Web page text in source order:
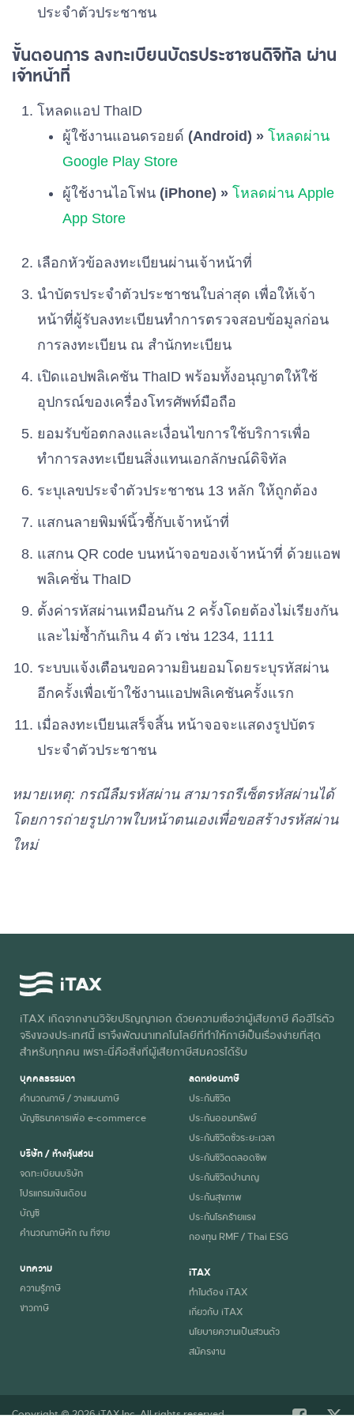
ประจำตัวประชาชน
ขั้นตอนการ ลงทะเบียนบัตรประชาชนดิจิทัล ผ่าน
เจ้าหน้าที่
โหลดแอป ThaID
ผู้ใช้งานแอนดรอยด์ (Android) » โหลดผ่าน
Google Play Store
ผู้ใช้งานไอโฟน (iPhone) » โหลดผ่าน Apple
App Store
เลือกหัวข้อลงทะเบียนผ่านเจ้าหน้าที่
นำบัตรประจำตัวประชาชนใบล่าสุด เพื่อให้เจ้า
หน้าที่ผู้รับลงทะเบียนทำการตรวจสอบข้อมูลก่อน
การลงทะเบียน ณ สำนักทะเบียน
เปิดแอปพลิเคชัน ThaID พร้อมทั้งอนุญาตให้ใช้
อุปกรณ์ของเครื่องโทรศัพท์มือถือ
ยอมรับข้อตกลงและเงื่อนไขการใช้บริการเพื่อ
ทำการลงทะเบียนสิ่งแทนเอกลักษณ์ดิจิทัล
ระบุเลขประจำตัวประชาชน 13 หลัก ให้ถูกต้อง
แสกนลายพิมพ์นิ้วชี้กับเจ้าหน้าที่
แสกน QR code บนหน้าจอของเจ้าหน้าที่ ด้วยแอพ
พลิเคชั่น ThaID
ตั้งค่ารหัสผ่านเหมือนกัน 2 ครั้งโดยต้องไม่เรียงกัน
และไม่ซ้ำกันเกิน 4 ตัว เช่น 1234, 1111
ระบบแจ้งเตือนขอความยินยอมโดยระบุรหัสผ่าน
อีกครั้งเพื่อเข้าใช้งานแอปพลิเคชันครั้งแรก
เมื่อลงทะเบียนเสร็จสิ้น หน้าจอจะแสดงรูปบัตร
ประจำตัวประชาชน
หมายเหตุ: กรณีลืมรหัสผ่าน สามารถรีเซ็ตรหัสผ่านได้
โดยการถ่ายรูปภาพใบหน้าตนเองเพื่อขอสร้างรหัสผ่าน
ใหม่
iTAX เกิดจากงานวิจัยปริญญาเอก ด้วยความเชื่อว่าผู้เสียภาษี คือฮีโร่ตัว
จริงของประเทศนี้ เราจึงพัฒนาเทคโนโลยีที่ทำให้ภาษีเป็นเรื่องง่ายที่สุด
สำหรับทุกคน เพราะนี่คือสิ่งที่ผู้เสียภาษีสมควรได้รับ
บุคคลธรรมดา
คำนวณภาษี / วางแผนภาษี
บัญชีธนาคารเพื่อ e-commerce
บริษัท / ห้างหุ้นส่วน
จดทะเบียนบริษัท
โปรแกรมเงินเดือน
บัญชี
คำนวณภาษีหัก ณ ที่จ่าย
บทความ
ความรู้ภาษี
ข่าวภาษี
ลดหย่อนภาษี
ประกันชีวิต
ประกันออมทรัพย์
ประกันชีวิตชั่วระยะเวลา
ประกันชีวิตตลอดชีพ
ประกันชีวิตบำนาญ
ประกันสุขภาพ
ประกันโรคร้ายแรง
กองทุน RMF / Thai ESG
iTAX
ทำไมต้อง iTAX
เกี่ยวกับ iTAX
นโยบายความเป็นส่วนตัว
สมัครงาน
Copyright © 2026 iTAX Inc. All rights reserved.